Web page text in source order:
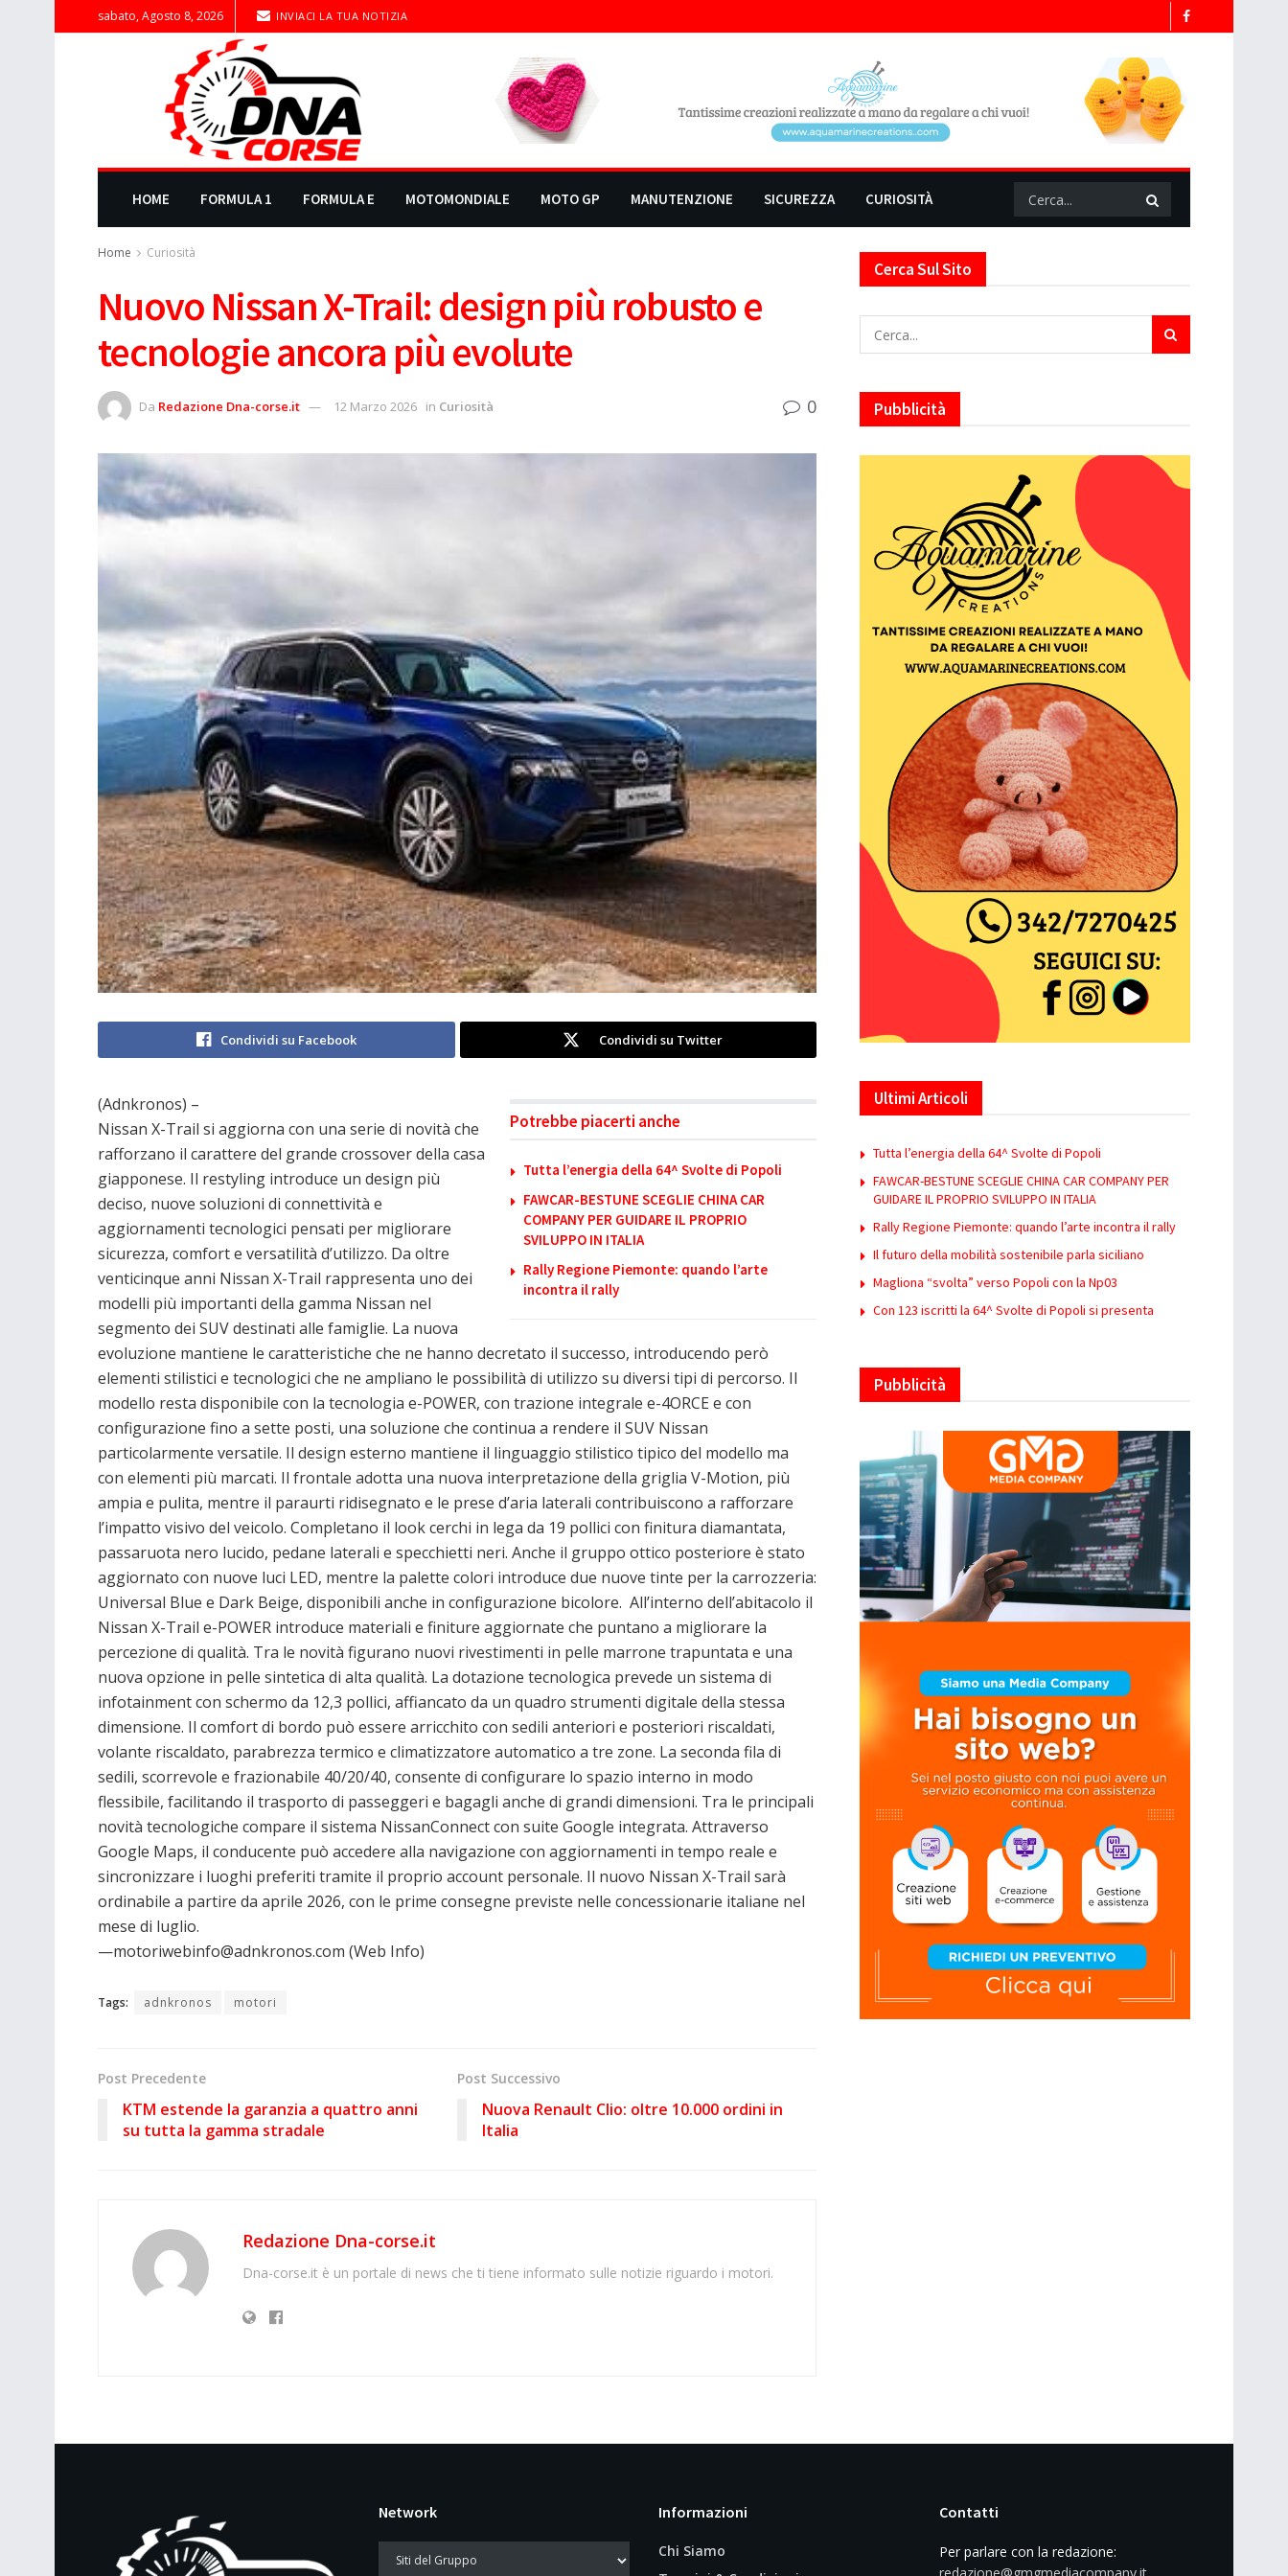
sabato, Agosto 8, 2026 INVIACI LA TUA NOTIZIA
HOME FORMULA 1 FORMULA E MOTOMONDIALE MOTO GP MANUTENZIONE SICUREZZA CURIOSITÀ
Home Curiosità
Nuovo Nissan X-Trail: design più robusto e
tecnologie ancora più evolute
Da Redazione Dna-corse.it 12 Marzo 2026 in Curiosità 0
Condividi su Facebook Condividi su Twitter
Potrebbe piacerti anche
Tutta l’energia della 64^ Svolte di Popoli
FAWCAR-BESTUNE SCEGLIE CHINA CAR
COMPANY PER GUIDARE IL PROPRIO
SVILUPPO IN ITALIA
Rally Regione Piemonte: quando l’arte
incontra il rally
(Adnkronos) –
Nissan X-Trail si aggiorna con una serie di novità che
rafforzano il carattere del grande crossover della casa
giapponese. Il restyling introduce un design più
deciso, nuove soluzioni di connettività e
aggiornamenti tecnologici pensati per migliorare
sicurezza, comfort e versatilità d’utilizzo. Da oltre
venticinque anni Nissan X-Trail rappresenta uno dei
modelli più importanti della gamma Nissan nel
segmento dei SUV destinati alle famiglie. La nuova
evoluzione mantiene le caratteristiche che ne hanno decretato il successo, introducendo però
elementi stilistici e tecnologici che ne ampliano le possibilità di utilizzo su diversi tipi di percorso. Il
modello resta disponibile con la tecnologia e-POWER, con trazione integrale e-4ORCE e con
configurazione fino a sette posti, una soluzione che continua a rendere il SUV Nissan
particolarmente versatile. Il design esterno mantiene il linguaggio stilistico tipico del modello ma
con elementi più marcati. Il frontale adotta una nuova interpretazione della griglia V-Motion, più
ampia e pulita, mentre il paraurti ridisegnato e le prese d’aria laterali contribuiscono a rafforzare
l’impatto visivo del veicolo. Completano il look cerchi in lega da 19 pollici con finitura diamantata,
passaruota nero lucido, pedane laterali e specchietti neri. Anche il gruppo ottico posteriore è stato
aggiornato con nuove luci LED, mentre la palette colori introduce due nuove tinte per la carrozzeria:
Universal Blue e Dark Beige, disponibili anche in configurazione bicolore. All’interno dell’abitacolo il
Nissan X-Trail e-POWER introduce materiali e finiture aggiornate che puntano a migliorare la
percezione di qualità. Tra le novità figurano nuovi rivestimenti in pelle marrone trapuntata e una
nuova opzione in pelle sintetica di alta qualità. La dotazione tecnologica prevede un sistema di
infotainment con schermo da 12,3 pollici, affiancato da un quadro strumenti digitale della stessa
dimensione. Il comfort di bordo può essere arricchito con sedili anteriori e posteriori riscaldati,
volante riscaldato, parabrezza termico e climatizzatore automatico a tre zone. La seconda fila di
sedili, scorrevole e frazionabile 40/20/40, consente di configurare lo spazio interno in modo
flessibile, facilitando il trasporto di passeggeri e bagagli anche di grandi dimensioni. Tra le principali
novità tecnologiche compare il sistema NissanConnect con suite Google integrata. Attraverso
Google Maps, il conducente può accedere alla navigazione con aggiornamenti in tempo reale e
sincronizzare i luoghi preferiti tramite il proprio account personale. Il nuovo Nissan X-Trail sarà
ordinabile a partire da aprile 2026, con le prime consegne previste nelle concessionarie italiane nel
mese di luglio.
—motoriwebinfo@adnkronos.com (Web Info)
Tags: adnkronos motori
Post Precedente
KTM estende la garanzia a quattro anni
su tutta la gamma stradale
Post Successivo
Nuova Renault Clio: oltre 10.000 ordini in
Italia
Redazione Dna-corse.it
Dna-corse.it è un portale di news che ti tiene informato sulle notizie riguardo i motori.
Cerca Sul Sito
Pubblicità
Ultimi Articoli
Tutta l’energia della 64^ Svolte di Popoli
FAWCAR-BESTUNE SCEGLIE CHINA CAR COMPANY PER
GUIDARE IL PROPRIO SVILUPPO IN ITALIA
Rally Regione Piemonte: quando l’arte incontra il rally
Il futuro della mobilità sostenibile parla siciliano
Magliona “svolta” verso Popoli con la Np03
Con 123 iscritti la 64^ Svolte di Popoli si presenta
Pubblicità
Network Informazioni
Chi Siamo
Contatti
Per parlare con la redazione: